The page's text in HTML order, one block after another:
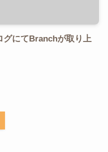
グにてBranchが取り上